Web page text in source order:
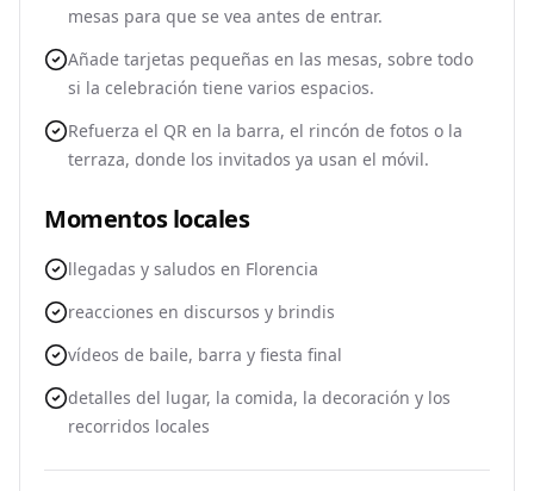
mesas para que se vea antes de entrar.
Añade tarjetas pequeñas en las mesas, sobre todo
si la celebración tiene varios espacios.
Refuerza el QR en la barra, el rincón de fotos o la
terraza, donde los invitados ya usan el móvil.
Momentos locales
llegadas y saludos en Florencia
reacciones en discursos y brindis
vídeos de baile, barra y fiesta final
detalles del lugar, la comida, la decoración y los
recorridos locales